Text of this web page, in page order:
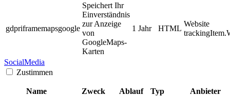
gdpriframemapsgoogle
Speichert Ihr
Einverständnis
zur Anzeige
von
GoogleMaps-
Karten
1 Jahr HTML
Website
SocialMedia
Zustimmen
Name Zweck Ablauf Typ Anbieter